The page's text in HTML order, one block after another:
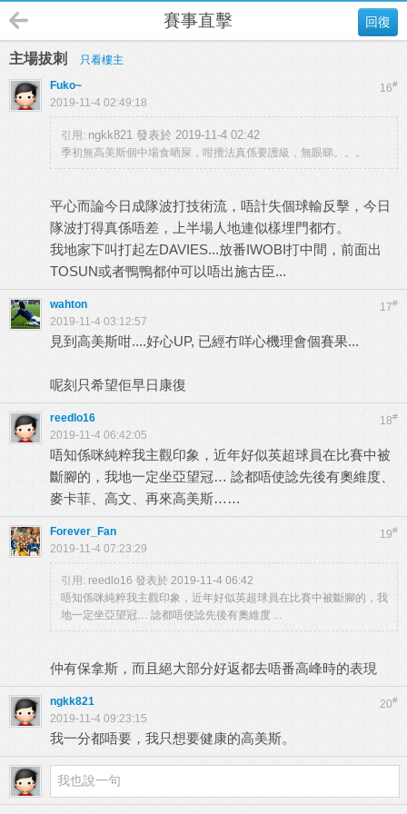
回復
賽事直擊
主場拔刺 只看樓主
16#
Fuko~
2019-11-4 02:49:18
引用: ngkk821 發表於 2019-11-4 02:42
季初無高美斯個中場食晒屎，咁攪法真係要護級，無眼睇。。。
平心而論今日成隊波打技術流，唔計失個球輸反擊，今日
隊波打得真係唔差，上半場人地連似樣埋門都冇。
我地家下叫打起左DAVIES...放番IWOBI打中間，前面出
TOSUN或者鴨鴨都仲可以唔出施古臣...
17#
wahton
2019-11-4 03:12:57
見到高美斯咁....好心UP, 已經冇咩心機理會個賽果...
呢刻只希望佢早日康復
18#
reedlo16
2019-11-4 06:42:05
唔知係咪純粹我主觀印象，近年好似英超球員在比賽中被
斷腳的，我地一定坐亞望冠… 諗都唔使諗先後有奧維度、
麥卡菲、高文、再來高美斯……
19#
Forever_Fan
2019-11-4 07:23:29
引用: reedlo16 發表於 2019-11-4 06:42
唔知係咪純粹我主觀印象，近年好似英超球員在比賽中被斷腳的，我
地一定坐亞望冠… 諗都唔使諗先後有奧維度 ...
仲有保拿斯，而且絕大部分好返都去唔番高峰時的表現
20#
ngkk821
2019-11-4 09:23:15
我一分都唔要，我只想要健康的高美斯。